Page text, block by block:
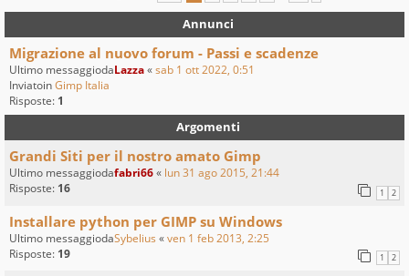
Annunci
Migrazione al nuovo forum - Passi e scadenze
Ultimo messaggiodaLazza«sab 1 ott 2022, 0:51
InviatoinGimp Italia
Risposte: 1
Argomenti
Grandi Siti per il nostro amato Gimp
Ultimo messaggiodafabri66« lun 31 ago 2015, 21:44
Risposte: 16 1 2
Installare python per GIMP su Windows
Ultimo messaggiodaSybelius «ven 1 feb 2013, 2:25
Risposte: 19 1 2